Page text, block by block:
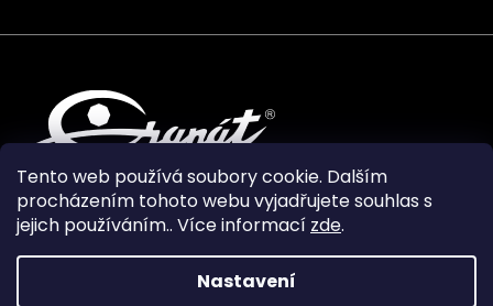
Tento web používá soubory cookie. Dalším
procházením tohoto webu vyjadřujete souhlas s
jejich používáním.. Více informací zde.
Nastavení